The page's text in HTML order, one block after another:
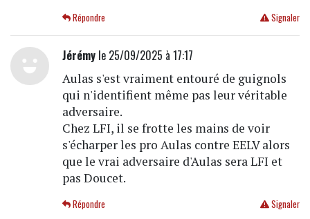
Signaler
Répondre
Jérémyle 25/09/2025 à 17:17
Aulas s'est vraiment entouré de guignols
qui n'identifient même pas leur véritable
adversaire.
Chez LFI, il se frotte les mains de voir
s'écharper les pro Aulas contre EELV alors
que le vrai adversaire d'Aulas sera LFI et
pas Doucet.
Signaler
Répondre